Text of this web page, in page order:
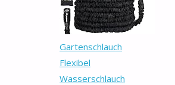
Gartenschlauch
Flexibel
Wasserschlauch